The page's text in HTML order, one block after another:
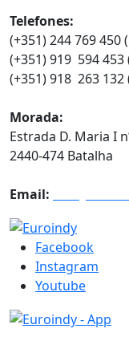
Telefones:
(+351) 244 769 450
(+351) 919 594 453
(+351) 918 263
Morada:
Estrada D. Maria I
2440-474 Batalha
Email:
Facebook
Instagram
Youtube